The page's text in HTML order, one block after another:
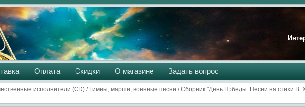
Оплата Скидки О магазине Задать вопрос
исполнители (CD) / Гимны, марши, военные песни /Сборник "День Победы. Песни на стихи В.